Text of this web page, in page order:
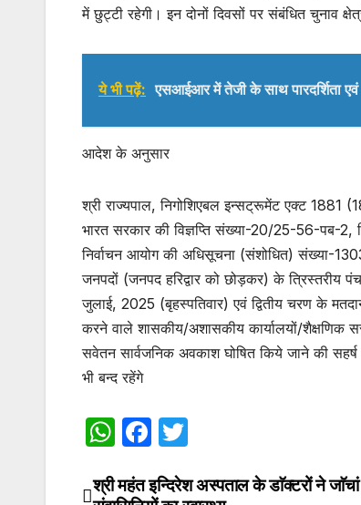
में छुट्टी रहेगी। इन दोनों दिवसों पर संबंधित चुनाव
ये भी पढ़ें: एसआईआर में तेजी के साथ पारदर्शिता
आदेश के अनुसार
श्री राज्यपाल, निगोशिएबल इन्सट्रूमेंट एक्ट 1881
भारत सरकार की विज्ञप्ति संख्या-20/25-56-पब-
निर्वाचन आयोग की अधिसूचना (संशोधित)
जनपदों (जनपद हरिद्वार को छोड़कर) के त्रिस्तरीय
जुलाई, 2025 (बृहस्पतिवार) एवं द्वितीय चरण के
करने वाले शासकीय/अशासकीय कार्यालयों/शैक्षणिक
सवेतन सार्वजनिक अवकाश घोषित किये जाने की सहर्ष
भी बन्द रहेंगे
W
at
F
c itt
Post
श्री महंत इन्दिरेश अस्पताल के डाॅक्टरों ने